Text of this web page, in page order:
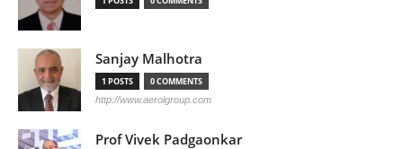
Sanjay Malhotra
1 POSTS 0 COMMENTS
http://www.aerolgroup.com
Prof Vivek Padgaonkar